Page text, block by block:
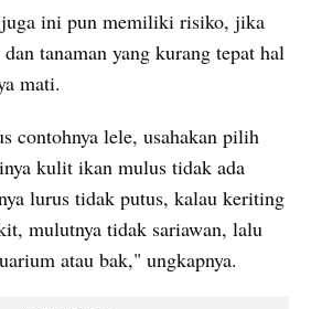
juga ini pun memiliki risiko, jika
tanaman yang kurang tepat hal
mati.
contohnya lele, usahakan pilih
kulit ikan mulus tidak ada
lurus tidak putus, kalau keriting
mulutnya tidak sariawan, lalu
atau bak," ungkapnya.